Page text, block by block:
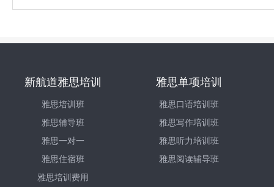
新航道雅思培训
雅思培训班
雅思辅导班
雅思一对一
雅思住宿班
雅思培训费用
雅思单项培训
雅思口语培训班
雅思写作培训班
雅思听力培训班
雅思阅读辅导班